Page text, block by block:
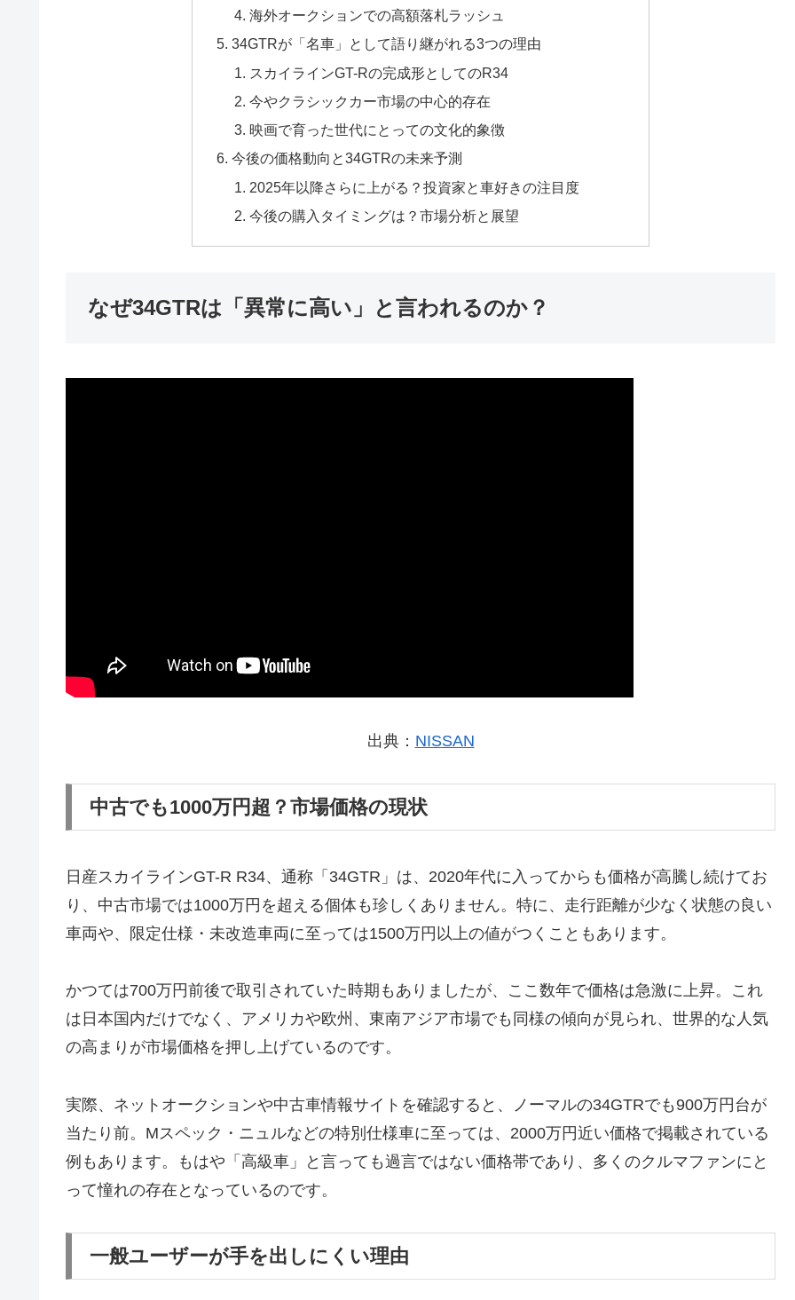
海外オークションでの高額落札ラッシュ
34GTRが「名車」として語り継がれる3つの理由
スカイラインGT-Rの完成形としてのR34
今やクラシックカー市場の中心的存在
映画で育った世代にとっての文化的象徴
今後の価格動向と34GTRの未来予測
2025年以降さらに上がる？投資家と車好きの注目度
今後の購入タイミングは？市場分析と展望
なぜ34GTRは「異常に高い」と言われるのか？
出典： NISSAN
中古でも1000万円超？市場価格の現状
日産スカイラインGT-R R34、通称「34GTR」は、2020年代に入ってからも価格が高騰し続けてお
り、中古市場では1000万円を超える個体も珍しくありません。特に、走行距離が少なく状態の良い
車両や、限定仕様・未改造車両に至っては1500万円以上の値がつくこともあります。
かつては700万円前後で取引されていた時期もありましたが、ここ数年で価格は急激に上昇。これ
は日本国内だけでなく、アメリカや欧州、東南アジア市場でも同様の傾向が見られ、世界的な人気
の高まりが市場価格を押し上げているのです。
実際、ネットオークションや中古車情報サイトを確認すると、ノーマルの34GTRでも900万円台が
当たり前。Mスペック・ニュルなどの特別仕様車に至っては、2000万円近い価格で掲載されている
例もあります。もはや「高級車」と言っても過言ではない価格帯であり、多くのクルマファンにと
って憧れの存在となっているのです。
一般ユーザーが手を出しにくい理由